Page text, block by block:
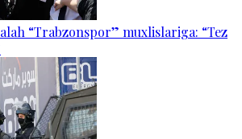
“Trabzonspor” muxlislariga: “Tez